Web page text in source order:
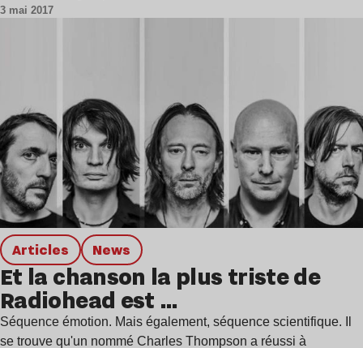
3 mai 2017
Articles news
Et la chanson la plus triste de
Radiohead est …
Séquence émotion. Mais également, séquence scientifique. Il
se trouve qu'un nommé Charles Thompson a réussi à